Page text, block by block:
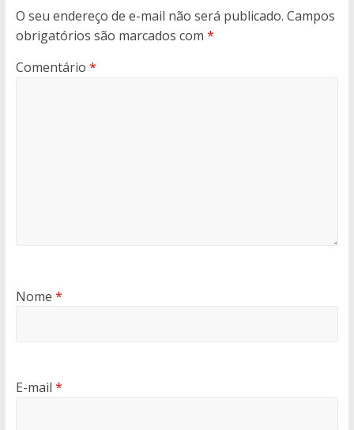
O seu endereço de e-mail não será publicado. Campos
obrigatórios são marcados com *
Comentário *
Nome *
E-mail *